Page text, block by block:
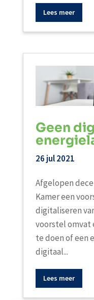
Lees meer
Geen
26 jul 2021
Afgelopen
Kamer een
digitaliseren
voorstel omvat
te doen of een
digitaal...
Lees meer